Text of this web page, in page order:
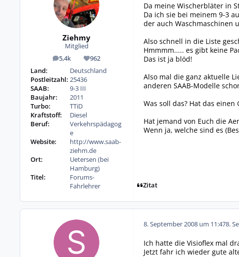
Ziehmy
Mitglied
5,4k
Beiträge 962
Reputation
Land:
Deutschland
Postleitzahl: 25436
SAAB:
9-3 III
Baujahr:
2011
Turbo:
TTiD
Kraftstoff:
Diesel
Beruf:
Verkehrspädagog
e
Website:
http://www.saab-
ziehm.de
Ort:
Uetersen (bei
Hamburg)
Titel:
Forums-
Fahrlehrer
Da meine Wischerbläter in
Da ich sie bei meinem 9-3
der auch Waschmaschinen
Also schnell in die Liste
Hmmmm..... es gibt keine
Das ist ja blöd!
Also mal die ganz aktuelle
anderen SAAB-Modelle
Was soll das? Hat das
Hat jemand von Euch die
Wenn ja, welche sind es
Zitat
8. September 2008 um 11:478.
Ich hatte die Visioflex mal
Jetzt fahr ich wieder gute